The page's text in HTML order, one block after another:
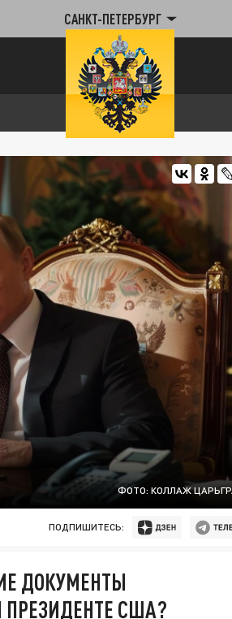
САНКТ-ПЕТЕРБУРГ
ФОТО: КОЛЛАЖ
ПОДПИШИТЕСЬ:
ДОКУМЕНТЫ
США?